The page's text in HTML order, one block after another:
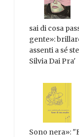
sai di cosa
gente»:
assenti a sé
Silvia Dai Pra'
Sono nera»: